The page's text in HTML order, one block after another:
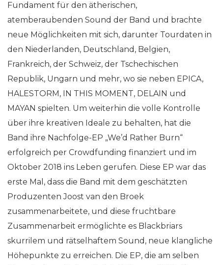
Fundament für den ätherischen,
atemberaubenden Sound der Band und brachte
neue Möglichkeiten mit sich, darunter Tourdaten in
den Niederlanden, Deutschland, Belgien,
Frankreich, der Schweiz, der Tschechischen
Republik, Ungarn und mehr, wo sie neben EPICA,
HALESTORM, IN THIS MOMENT, DELAIN und
MAYAN spielten. Um weiterhin die volle Kontrolle
über ihre kreativen Ideale zu behalten, hat die
Band ihre Nachfolge-EP „We’d Rather Burn“
erfolgreich per Crowdfunding finanziert und im
Oktober 2018 ins Leben gerufen. Diese EP war das
erste Mal, dass die Band mit dem geschätzten
Produzenten Joost van den Broek
zusammenarbeitete, und diese fruchtbare
Zusammenarbeit ermöglichte es Blackbriars
skurrilem und rätselhaftem Sound, neue klangliche
Höhepunkte zu erreichen. Die EP, die am selben